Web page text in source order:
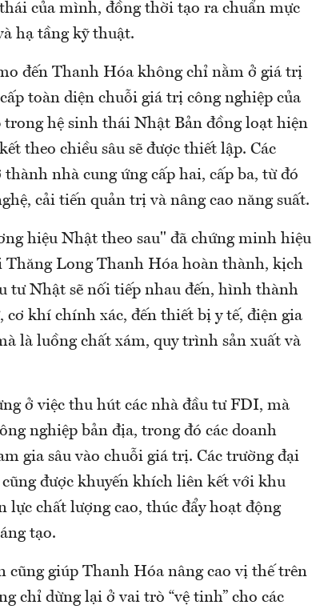
của mình, đồng thời tạo ra chuẩn mực
hạ tầng kỹ thuật.
đến Thanh Hóa không chỉ nằm ở giá trị
toàn diện chuỗi giá trị công nghiệp của
hệ sinh thái Nhật Bản đồng loạt hiện
theo chiều sâu sẽ được thiết lập. Các
nhà cung ứng cấp hai, cấp ba, từ đó
cải tiến quản trị và nâng cao năng suất.
hiệu Nhật theo sau" đã chứng minh hiệu
Long Thanh Hóa hoàn thành, kịch
tư Nhật sẽ nối tiếp nhau đến, hình thành
khí chính xác, đến thiết bị y tế, điện gia
là luồng chất xám, quy trình sản xuất và
ở việc thu hút các nhà đầu tư FDI, mà
nghiệp bản địa, trong đó các doanh
gia sâu vào chuỗi giá trị. Các trường đại
được khuyến khích liên kết với khu
lực chất lượng cao, thúc đẩy hoạt động
tạo.
cũng giúp Thanh Hóa nâng cao vị thế trên
chỉ dừng lại ở vai trò “vệ tinh” cho các